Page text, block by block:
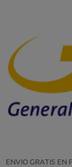
ENVIO GRATIS EN